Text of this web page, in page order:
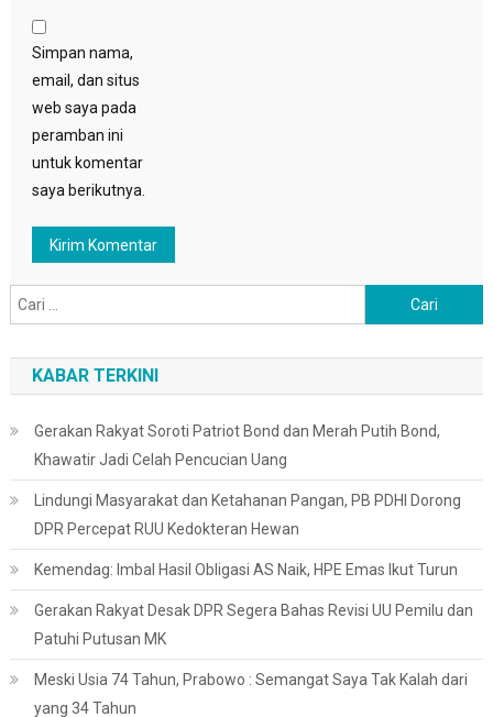
Simpan nama,
email, dan situs
web saya pada
peramban ini
untuk komentar
saya berikutnya.
untuk:
KABAR TERKINI
Gerakan Rakyat Soroti Patriot Bond dan Merah Putih Bond,
Khawatir Jadi Celah Pencucian Uang
Lindungi Masyarakat dan Ketahanan Pangan, PB PDHI Dorong
DPR Percepat RUU Kedokteran Hewan
Kemendag: Imbal Hasil Obligasi AS Naik, HPE Emas Ikut Turun
Gerakan Rakyat Desak DPR Segera Bahas Revisi UU Pemilu dan
Patuhi Putusan MK
Meski Usia 74 Tahun, Prabowo : Semangat Saya Tak Kalah dari
yang 34 Tahun